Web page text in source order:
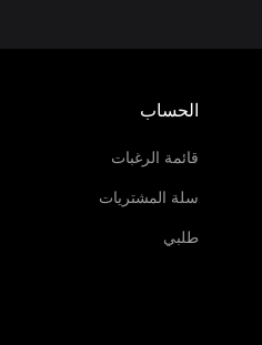
الحساب
قائمة الرغبات
سلة المشتريات
طلبي